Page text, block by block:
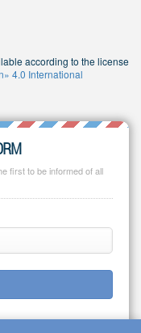
according to the license
4.0 International
first to be informed of all